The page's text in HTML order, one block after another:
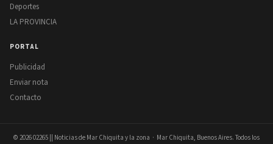
Deportes
LA PROVINCIA
PORTAL
Publicidad
Enviar nota
Contacto
© 202602265 || Noticias de Mar Chiquita y la zona · Mar Chiquita, Buenos Aires. Todos los